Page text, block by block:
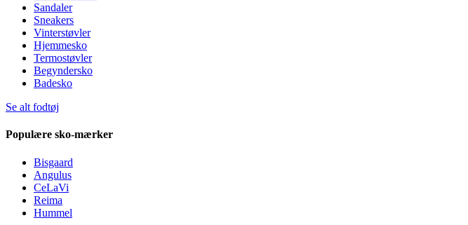
Sandaler
Sneakers
Vinterstøvler
Hjemmesko
Termostøvler
Begyndersko
Badesko
Se alt fodtøj
Populære sko-mærker
Bisgaard
Angulus
CeLaVi
Reima
Hummel